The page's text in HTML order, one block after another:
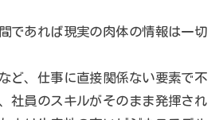
であれば現実の肉体の情報は一切
ど、仕事に直接関係ない要素で不
社員のスキルがそのまま発揮され